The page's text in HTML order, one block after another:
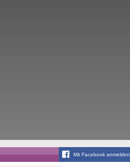
Mit Facebook anmelden